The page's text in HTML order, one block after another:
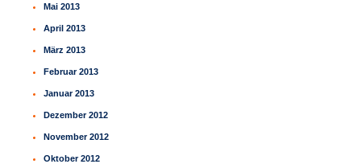
Mai 2013
April 2013
März 2013
Februar 2013
Januar 2013
Dezember 2012
November 2012
Oktober 2012